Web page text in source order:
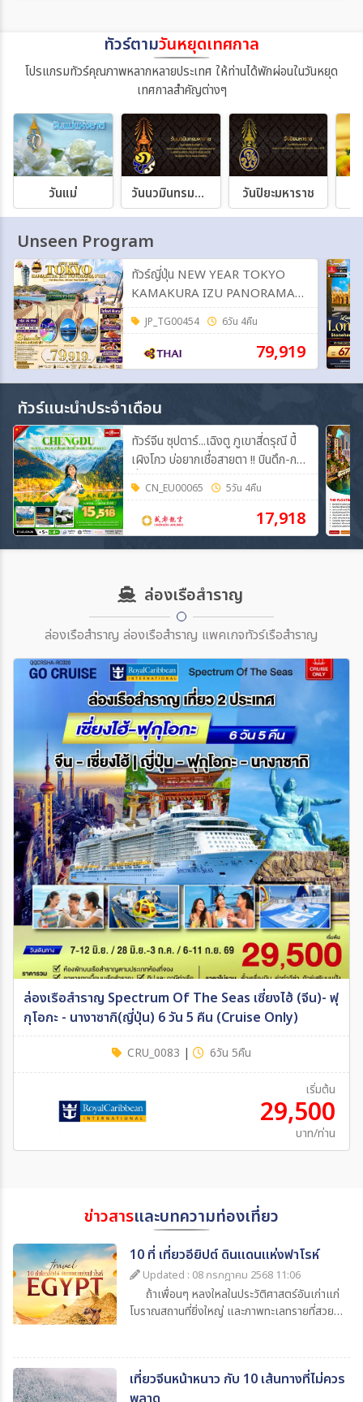
ทัวร์ตามวันหยุดเทศกาล
โปรแกรมทัวร์คุณภาพหลากหลายประเทศ ให้ท่านได้พักผ่อนในวันหยุด
เทศกาลสำคัญต่างๆ
วันแม่ วันนวมินทรมหาราช วันปิยะมหาราช
Unseen Program
ทัวร์ญี่ปุ่น NEW YEAR TOKYO
KAMAKURA IZU PANORAMA
FUJI 6วัน 4คืน (TG)
JP_TG00454 6วัน 4คืน
79,919
ทัวร์แนะนำประจำเดือน
ทัวร์จีน ซุปตาร์...เฉิงตู ภูเขาสี่ดรุณี ปี้
เผิงโกว บ่อยากเชื่อสายตา !! บินดึก-กลับ
ค่ำ 5วัน 4คืน (EU)
CN_EU00065 5วัน 4คืน
17,918
ล่องเรือสำราญ
ล่องเรือสำราญ ล่องเรือสำราญ แพคเกจทัวร์เรือสำราญ
ล่องเรือสำราญ Spectrum Of The Seas เซี่ยงไฮ้ (จีน)- ฟุ
กุโอกะ - นางาซากิ(ญี่ปุ่น) 6 วัน 5 คืน (Cruise Only)
CRU_0083 | 6วัน 5คืน
เริ่มต้น
29,500
บาท/ท่าน
ข่าวสารและบทความท่องเที่ยว
10 ที่ เที่ยวอียิปต์ ดินแดนแห่งฟาโรห์
Updated : 08 กรกฎาคม 2568 11:06
ถ้าเพื่อนๆ หลงใหลในประวัติศาสตร์อันเก่าแก่
โบราณสถานที่ยิ่งใหญ่ และภาพทะเลทรายที่สวย
“พีระมิด” แต่ยังเต็มไปด้วยโบราณสถาน โบราณ
วัตถุที่น่าจดจำ เป็น ดินแดนแห่งฟาโรห์ ที่ผสานวิถี
ชีวิตระหว่างความเก่าแก่กับความทันสมัยได้อย่าง
เที่ยวจีนหน้าหนาว กับ 10 เส้นทางที่ไม่ควร